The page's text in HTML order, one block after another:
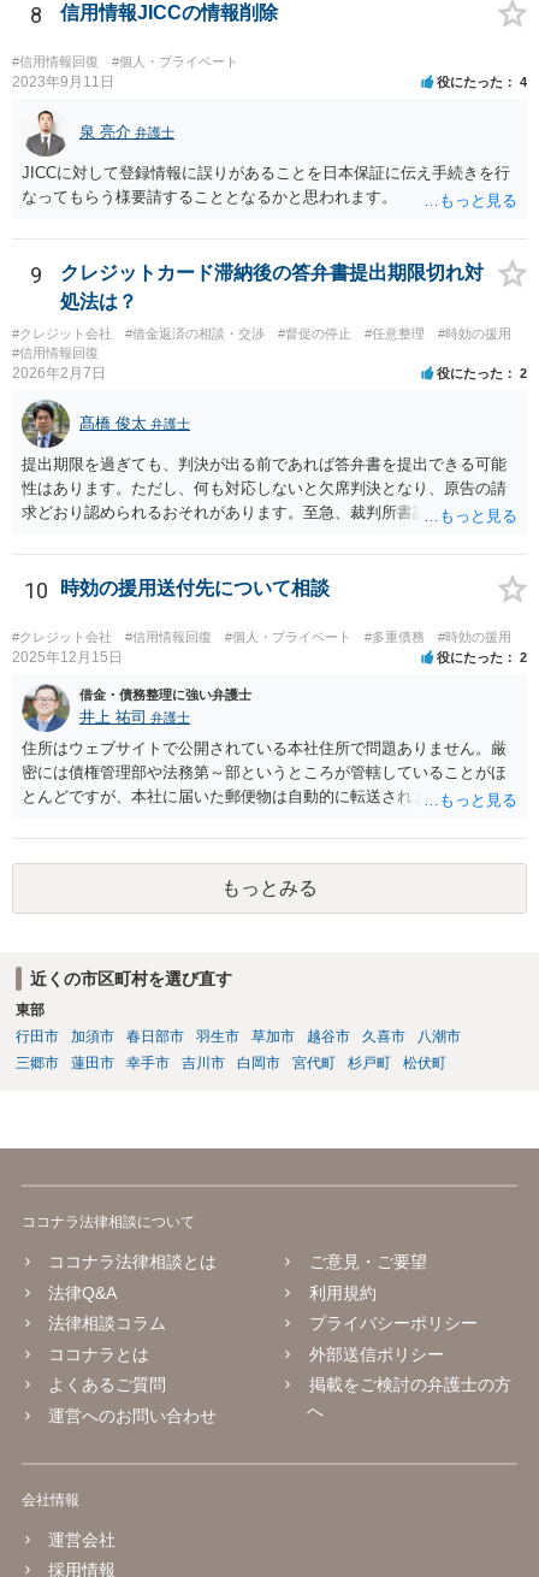
8 信用情報JICCの情報削除
#信用情報回復 #個人・プライベート
2023年9月11日 役にたった 4
泉 亮介 弁護士
JICCに対して登録情報に誤りがあることを日本保証に伝え手続きを行
なってもらう様要請することとなるかと思われます。
9
クレジットカード滞納後の答弁書提出期限切れ対
処法は？
#クレジット会社 #借金返済の相談・交渉 #督促の停止 #任意整理
#時効の援用
#信用情報回復
2026年2月7日 役にたった 2
髙橋 俊太 弁護士
提出期限を過ぎても、判決が出る前であれば答弁書を提出できる可能
性はあります。ただし、何も対応しないと欠席判決となり、原告の請
求どおり認められるおそれがあります。至急、裁判所書記官に連絡し
10 時効の援用送付先について相談
#クレジット会社 #信用情報回復 #個人・プライベート #多重債務 #時効の援用
2025年12月15日 役にたった 2
借金・債務整理に強い弁護士
井上 祐司 弁護士
住所はウェブサイトで公開されている本社住所で問題ありません。厳
密には債権管理部や法務第～部というところが管轄していることがほ
とんどですが、本社に届いた郵便物は自動的に転送されます。 内容証
すのが通例です。 なお、信用情報において三井住友カード株式会社が
債権者として表示されていればそこへ送るのが正解だとは思います
が、同社が貸付や立替によって取得した債権は完全子会社であるSMB
Cコンシューマーファイナンス株式会社が保有・管理していることが通
もっとみる
近くの市区町村を選び直す
東部
行田市
加須市 春日部市 羽生市 草加市 越谷市 久喜市
八潮市
三郷市
蓮田市 幸手市 吉川市 白岡市 宮代町 杉戸町 松伏町
ココナラ法律相談について
ココナラ法律相談とは
法律Q&A
法律相談コラム
ココナラとは
よくあるご質問
運営へのお問い合わせ
ご意見・ご要望
利用規約
プライバシーポリシー
外部送信ポリシー
掲載をご検討の弁護士の方
へ
会社情報
運営会社
採用情報